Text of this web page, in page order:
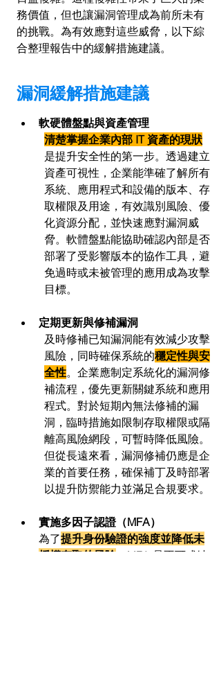
務價值，但也讓漏洞管理成為前所未有
的挑戰。為有效應對這些威脅，以下綜
合整理報告中的緩解措施建議。
漏洞緩解措施建議
軟硬體盤點與資產管理
清楚掌握企業內部 IT 資產的現狀
是提升安全性的第一步。透過建立
資產可視性，企業能準確了解所有
系統、應用程式和設備的版本、存
取權限及用途，有效識別風險、優
化資源分配，並快速應對漏洞威
脅。軟體盤點能協助確認內部是否
部署了受影響版本的協作工具，避
免過時或未被管理的應用成為攻擊
目標。
定期更新與修補漏洞
及時修補已知漏洞能有效減少攻擊
風險，同時確保系統的穩定性與安
全性。企業應制定系統化的漏洞修
補流程，優先更新關鍵系統和應用
程式。對於短期內無法修補的漏
洞，臨時措施如限制存取權限或隔
離高風險網段，可暫時降低風險。
但從長遠來看，漏洞修補仍應是企
業的首要任務，確保補丁及時部署
以提升防禦能力並滿足合規要求。
實施多因子認證（MFA）
為了提升身份驗證的強度並降低未
授權存取的風險 ，MFA 是不可或缺